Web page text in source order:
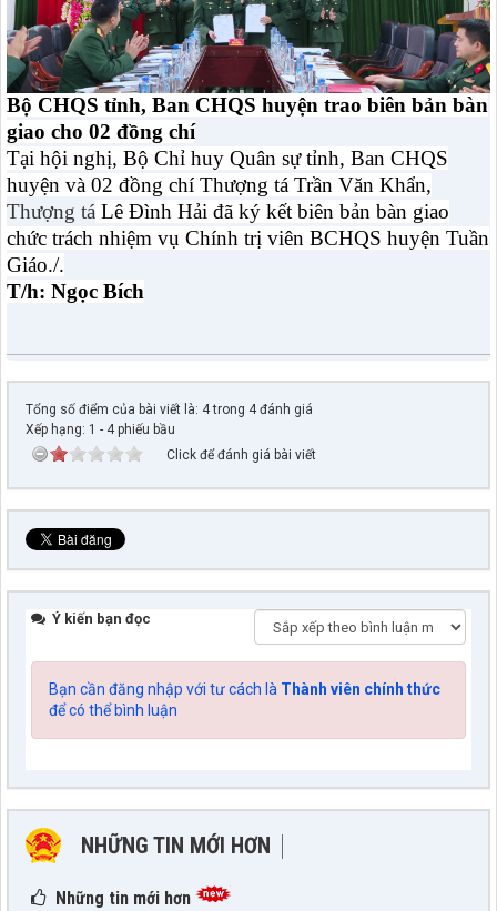
Bộ CHQS tỉnh, Ban CHQS huyện trao biên bản bàn
giao cho 02 đồng chí
Tại hội nghị, Bộ Chỉ huy Quân sự tỉnh, Ban CHQS
huyện và 02 đồng chí Thượng tá Trần Văn Khẩn,
Thượng tá Lê Đình Hải đã ký kết biên bản bàn giao
chức trách nhiệm vụ Chính trị viên BCHQS huyện Tuần
Giáo./.
T/h: Ngọc Bích
Tổng số điểm của bài viết là: 4 trong 4 đánh giá
Xếp hạng: 1 - 4phiếu bầu
Click để đánh giá bài viết
Ý kiến bạn đọc
Bạn cần đăng nhập với tư cách là Thành viên chính thức
để có thể bình luận
NHỮNG TIN MỚI HƠN
NHỮNG TIN CŨ HƠN
Những tin mới hơn